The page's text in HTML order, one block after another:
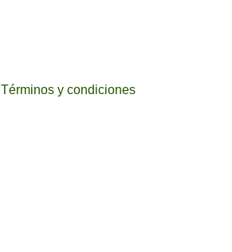
Términos y condiciones